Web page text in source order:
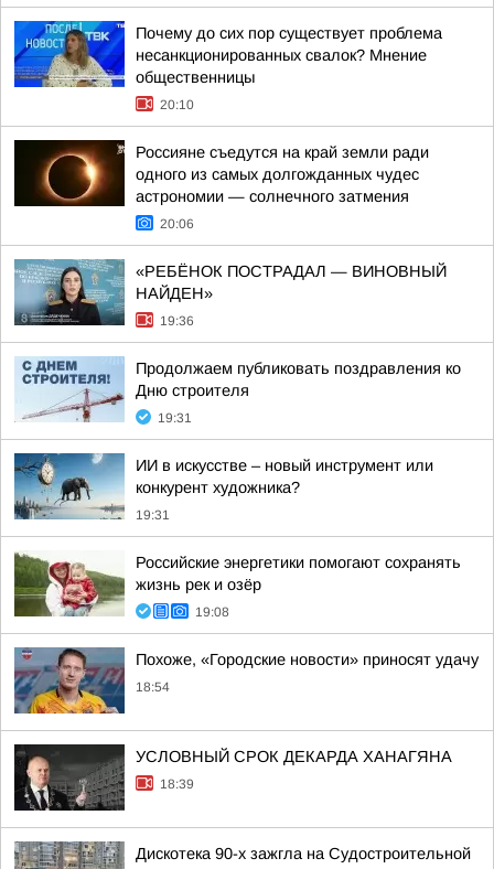
Почему до сих пор существует проблема
несанкционированных свалок? Мнение
общественницы
20:10
Россияне съедутся на край земли ради
одного из самых долгожданных чудес
астрономии — солнечного затмения
20:06
«РЕБЁНОК ПОСТРАДАЛ — ВИНОВНЫЙ
НАЙДЕН»
19:36
Продолжаем публиковать поздравления ко
Дню строителя
19:31
ИИ в искусстве – новый инструмент или
конкурент художника?
19:31
Российские энергетики помогают сохранять
жизнь рек и озёр
19:08
Похоже, «Городские новости» приносят удачу
18:54
УСЛОВНЫЙ СРОК ДЕКАРДА ХАНАГЯНА
18:39
Дискотека 90-х зажгла на Судостроительной